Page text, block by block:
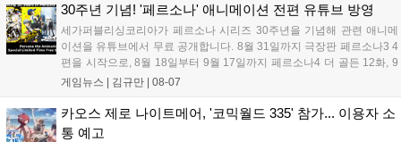
따뜻한 실천에 참여한 모든 임직원에게 감사의 뜻을 전하며 헌혈 문화
확산에 앞장섰습니다....
30주년 기념! '페르소나' 애니메이션 전편 유튜브 방영
세가퍼블리싱코리아가 페르소나 시리즈 30주년을 기념해 관련 애니메
이션을 유튜브에서 무료 공개합니다. 8월 31일까지 극장판 페르소나3 4
편을 시작으로, 8월 18일부터 9월 17일까지 페르소나4 더 골든 12화, 9
월 15일부터 10월 14일까지 페르소나5 시리즈가 순차 공개됩니다. 또한
영상 및 대형 전광판에 소개될 예정입니다....
게임뉴스 | 김규만 08-07
카오스 제로 나이트메어, '코믹월드 335' 참가... 이용자 소
통 예고